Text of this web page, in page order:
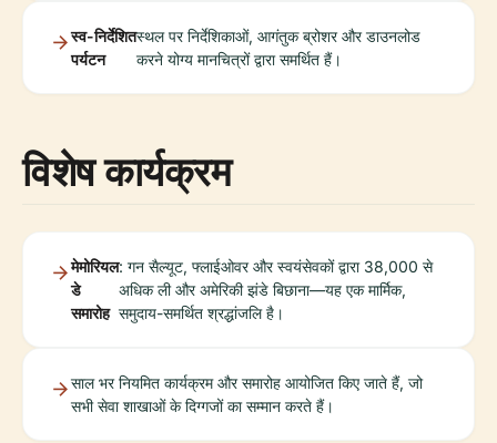
स्व-निर्देशित
पर्यटन
स्थल पर निर्देशिकाओं, आगंतुक ब्रोशर और डाउनलोड
करने योग्य मानचित्रों द्वारा समर्थित हैं।
विशेष कार्यक्रम
मेमोरियल
डे
समारोह
: गन सैल्यूट, फ्लाईओवर और स्वयंसेवकों द्वारा 38,000 से
अधिक ली और अमेरिकी झंडे बिछाना—यह एक मार्मिक,
समुदाय-समर्थित श्रद्धांजलि है।
साल भर नियमित कार्यक्रम और समारोह आयोजित किए जाते हैं, जो
सभी सेवा शाखाओं के दिग्गजों का सम्मान करते हैं।